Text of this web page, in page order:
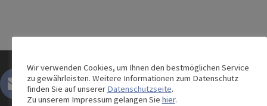
Wir verwenden Cookies, um Ihnen den bestmöglichen Service
zu gewährleisten. Weitere Informationen zum Datenschutz
finden Sie auf unserer Datenschutzseite.
Zu unserem Impressum gelangen Sie hier.